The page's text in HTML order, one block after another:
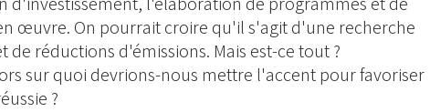
œuvre. On pourrait croire qu'il s'agit d'une recherche
de réductions d'émissions. Mais est-ce tout ?
sur quoi devrions-nous mettre l'accent pour favoriser
?